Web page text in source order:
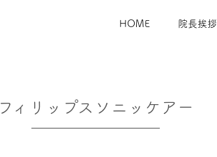
HOME 院長挨拶
フィリップスソニッケアー